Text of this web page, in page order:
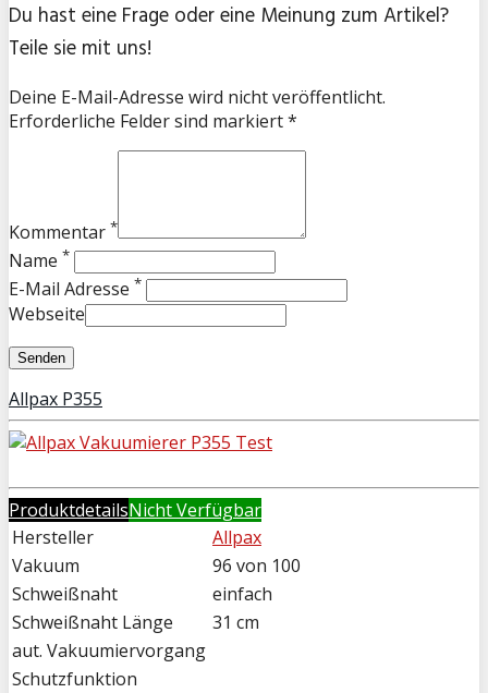
Du hast eine Frage oder eine Meinung zum Artikel?
Teile sie mit uns!
Deine E-Mail-Adresse wird nicht veröffentlicht.
Erforderliche Felder sind markiert *
Kommentar *
Name *
E-Mail Adresse *
Webseite
Allpax P355
ProduktdetailsNicht Verfügbar
Hersteller
Allpax
Vakuum
96 von 100
Schweißnaht
einfach
Schweißnaht Länge
31 cm
aut. Vakuumiervorgang
Schutzfunktion